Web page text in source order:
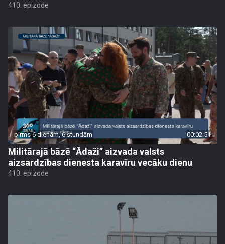
410. epizode
pirms 6 dienām, 6 stundām 00:02:51
Militārajā bāzē “Ādaži” aizvada valsts
aizsardzības dienesta karavīru vecāku dienu
410. epizode